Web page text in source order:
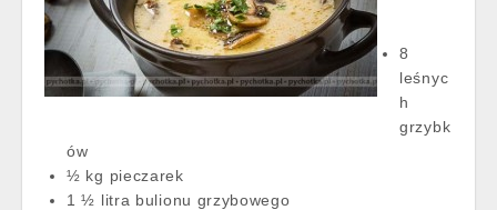
8
leśnyc
h
grzybk
ów
½ kg pieczarek
1 ½ litra bulionu grzybowego